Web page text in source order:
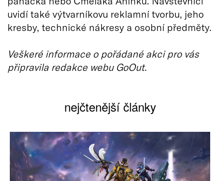
uvidí také výtvarníkovu reklamní tvorbu, jeho
kresby, technické nákresy a osobní předměty.
Veškeré informace o pořádané akci pro vás
připravila redakce webu GoOut.
nejčtenější články